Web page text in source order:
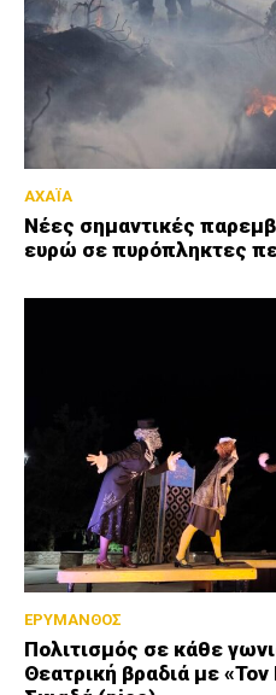
ΑΧΑΪΑ
Νέες σημαντικές
ευρώ σε πυρόπληκτες
ΕΡΥΜΑΝΘΟΣ
Πολιτισμός σε κάθε
Θεατρική βραδιά με